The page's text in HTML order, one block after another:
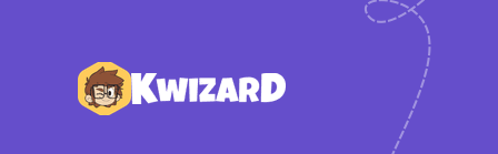
Podnožje